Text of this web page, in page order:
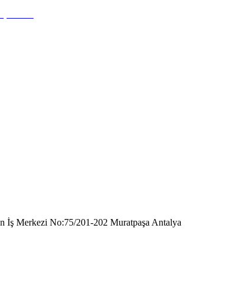
İş Merkezi No:75/201-202 Muratpaşa Antalya